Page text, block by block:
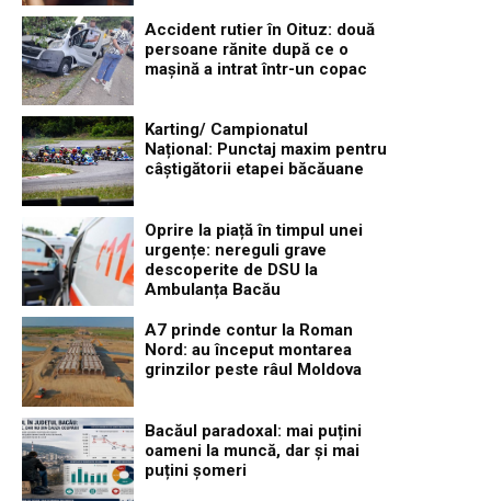
Accident rutier în Oituz: două
persoane rănite după ce o
mașină a intrat într-un copac
Karting/ Campionatul
Național: Punctaj maxim pentru
câștigătorii etapei băcăuane
Oprire la piață în timpul unei
urgențe: nereguli grave
descoperite de DSU la
Ambulanța Bacău
A7 prinde contur la Roman
Nord: au început montarea
grinzilor peste râul Moldova
Bacăul paradoxal: mai puțini
oameni la muncă, dar și mai
puțini șomeri